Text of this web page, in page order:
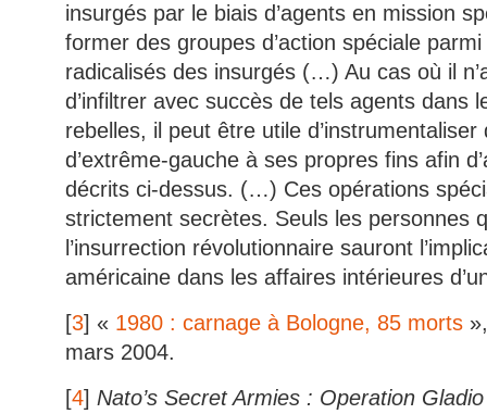
insurgés par le biais d’agents en mission
former des groupes d’action spéciale
radicalisés des insurgés (…) Au cas où il
d’infiltrer avec succès de tels agents dans
rebelles, il peut être utile
d’extrême-gauche à ses propres fins afin
décrits ci-dessus. (…) Ces opérations
strictement secrètes. Seuls les personnes
l’insurrection révolutionnaire sauront
américaine dans les affaires intérieures
[3] « 1980 : carnage à Bologne, 85 morts
mars 2004.
[4] Nato’s Secret Armies : Operation